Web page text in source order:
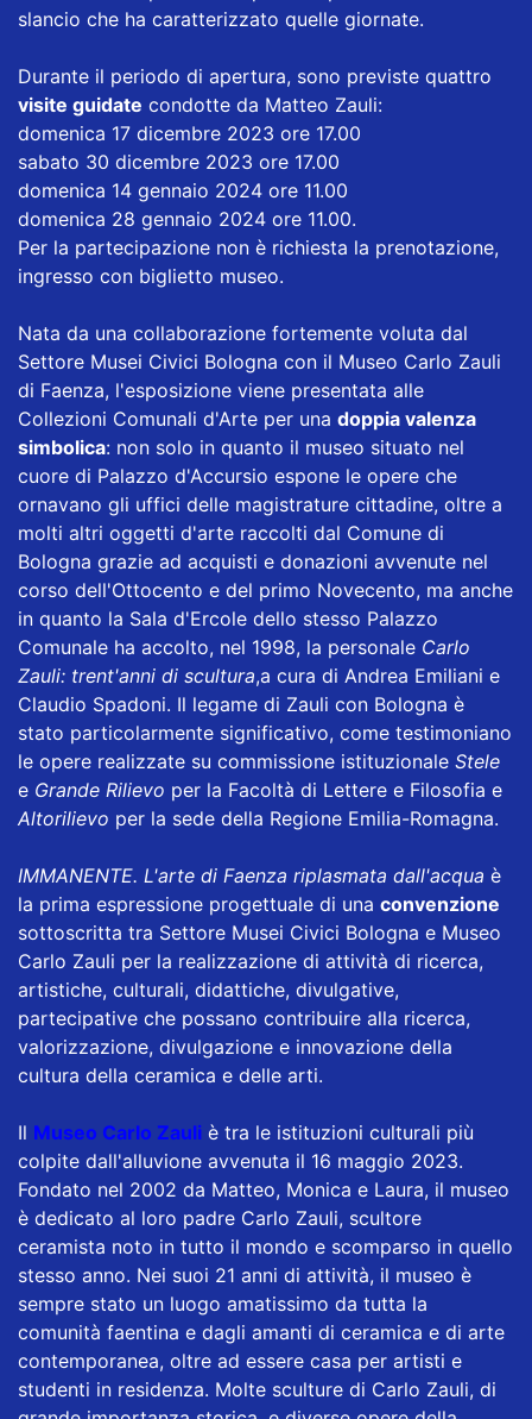
slancio che ha caratterizzato quelle giornate.
Durante il periodo di apertura, sono previste quattro
visite guidate condotte da Matteo Zauli:
domenica 17 dicembre 2023 ore 17.00
sabato 30 dicembre 2023 ore 17.00
domenica 14 gennaio 2024 ore 11.00
domenica 28 gennaio 2024 ore 11.00.
Per la partecipazione non è richiesta la prenotazione,
ingresso con biglietto museo.
Nata da una collaborazione fortemente voluta dal
Settore Musei Civici Bologna con il Museo Carlo Zauli
di Faenza, l'esposizione viene presentata alle
Collezioni Comunali d'Arte per una doppia valenza
simbolica: non solo in quanto il museo situato nel
cuore di Palazzo d'Accursio espone le opere che
ornavano gli uffici delle magistrature cittadine, oltre a
molti altri oggetti d'arte raccolti dal Comune di
Bologna grazie ad acquisti e donazioni avvenute nel
corso dell'Ottocento e del primo Novecento, ma anche
in quanto la Sala d'Ercole dello stesso Palazzo
Comunale ha accolto, nel 1998, la personale Carlo
Zauli: trent'anni di scultura,a cura di Andrea Emiliani e
Claudio Spadoni. Il legame di Zauli con Bologna è
stato particolarmente significativo, come testimoniano
le opere realizzate su commissione istituzionale Stele
e Grande Rilievo per la Facoltà di Lettere e Filosofia e
Altorilievo per la sede della Regione Emilia-Romagna.
IMMANENTE. L'arte di Faenza riplasmata dall'acqua è
la prima espressione progettuale di una convenzione
sottoscritta tra Settore Musei Civici Bologna e Museo
Carlo Zauli per la realizzazione di attività di ricerca,
artistiche, culturali, didattiche, divulgative,
partecipative che possano contribuire alla ricerca,
valorizzazione, divulgazione e innovazione della
cultura della ceramica e delle arti.
Il Museo Carlo Zauli è tra le istituzioni culturali più
colpite dall'alluvione avvenuta il 16 maggio 2023.
Fondato nel 2002 da Matteo, Monica e Laura, il museo
è dedicato al loro padre Carlo Zauli, scultore
ceramista noto in tutto il mondo e scomparso in quello
stesso anno. Nei suoi 21 anni di attività, il museo è
sempre stato un luogo amatissimo da tutta la
comunità faentina e dagli amanti di ceramica e di arte
contemporanea, oltre ad essere casa per artisti e
studenti in residenza. Molte sculture di Carlo Zauli, di